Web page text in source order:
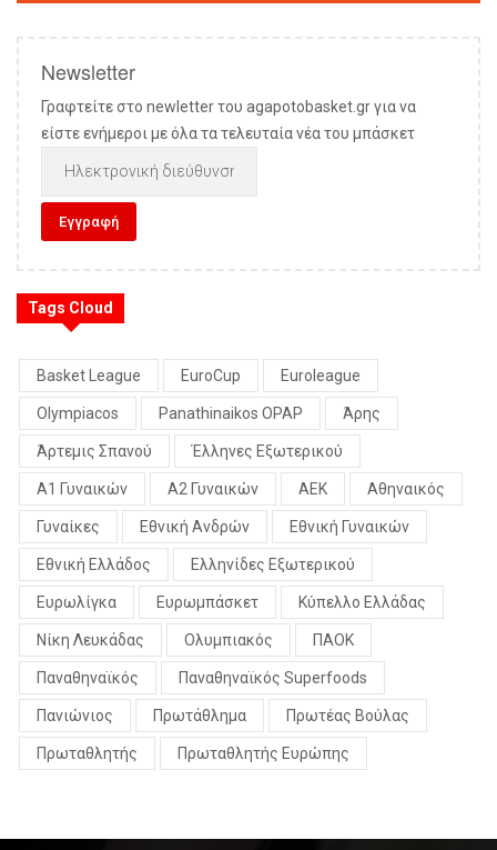
Newsletter
Γραφτείτε στο newletter του agapotobasket.gr για να
είστε ενήμεροι με όλα τα τελευταία νέα του μπάσκετ
Tags Cloud
Basket League EuroCup Euroleague
Olympiacos Panathinaikos OPAP Άρης
Άρτεμις Σπανού Έλληνες Εξωτερικού
Α1 Γυναικών Α2 Γυναικών ΑΕΚ Αθηναικός
Γυναίκες Εθνική Ανδρών Εθνική Γυναικών
Εθνική Ελλάδος Ελληνίδες Εξωτερικού
Ευρωλίγκα Ευρωμπάσκετ Κύπελλο Ελλάδας
Νίκη Λευκάδας Ολυμπιακός ΠΑΟΚ
Παναθηναϊκός Παναθηναϊκός Superfoods
Πανιώνιος Πρωτάθλημα Πρωτέας Βούλας
Πρωταθλητής Πρωταθλητής Ευρώπης